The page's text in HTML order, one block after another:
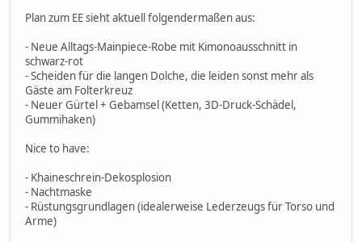
Plan zum EE sieht aktuell folgendermaßen aus:
- Neue Alltags-Mainpiece-Robe mit Kimonoausschnitt in
schwarz-rot
- Scheiden für die langen Dolche, die leiden sonst mehr als
Gäste am Folterkreuz
- Neuer Gürtel + Gebamsel (Ketten, 3D-Druck-Schädel,
Gummihaken)
Nice to have:
- Khaineschrein-Dekosplosion
- Nachtmaske
- Rüstungsgrundlagen (idealerweise Lederzeugs für Torso und
Arme)